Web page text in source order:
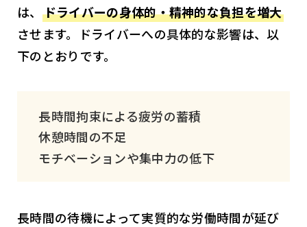
は、 ドライバーの身体的・精神的な負担を増大
させます。ドライバーへの具体的な影響は、以
下のとおりです。
長時間拘束による疲労の蓄積
休憩時間の不足
モチベーションや集中力の低下
長時間の待機によって実質的な労働時間が延び